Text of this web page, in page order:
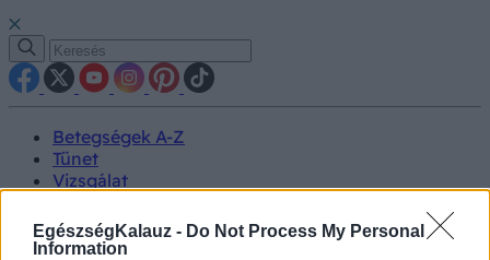
EgészségKalauz - Do Not Process My Personal
Information
Betegségek A-Z
Tünet
Vizsgálat
Életmódváltás
Kutatás